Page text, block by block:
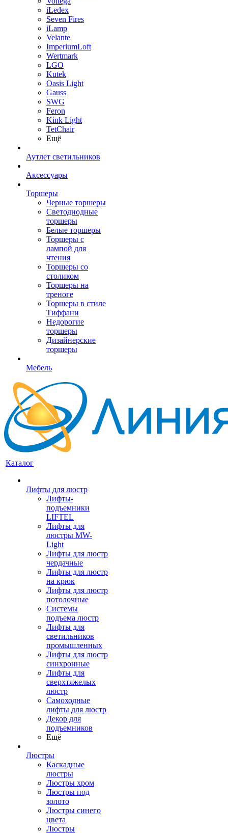
iLedex
Seven Fires
iLamp
Velante
ImperiumLoft
Wertmark
LGO
Kutek
Oasis Light
Gauss
SWG
Feron
Kink Light
TetСhair
Ещё
Аутлет светильников
Аксессуары
Торшеры
Черные торшеры
Светодиодные
торшеры
Белые торшеры
Торшеры с
лампой для
чтения
Торшеры со
столиком
Торшеры на
треноге
Торшеры в стиле
Тиффани
Недорогие
торшеры
Дизайнерские
торшеры
Мебель
Каталог
Лифты для люстр
Лифты-
подъемники
LIFTEL
Лифты для
люстры MW-
Light
Лифты для люстр
чердачные
Лифты для люстр
на крюк
Лифты для люстр
потолочные
Системы
подъема люстр
Лифты для
светильников
промышленных
Лифты для люстр
синхронные
Лифты для
сверхтяжелых
люстр
Самоходные
лифты для люстр
Декор для
подъемников
Ещё
Люстры
Каскадные
люстры
Люстры хром
Люстры под
золото
Люстры синего
цвета
Люстры